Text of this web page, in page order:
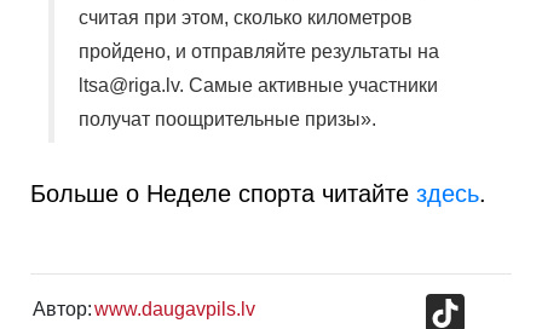
считая при этом, сколько километров
пройдено, и отправляйте результаты на
ltsa@riga.lv. Самые активные участники
получат поощрительные призы».
Больше о Неделе спорта читайте здесь.
Автор:www.daugavpils.lv